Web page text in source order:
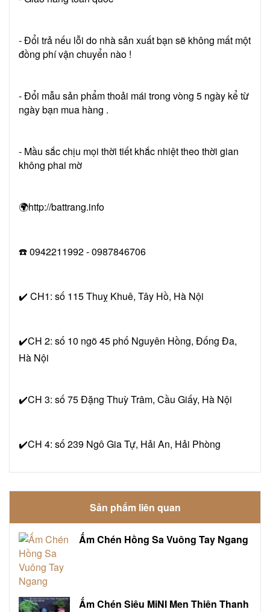
- Đổi trả nếu lỗi do nhà sản xuất bạn sẽ không mất một
đồng phí vận chuyển nào !
- Đổi mẫu sản phẩm thoải mái trong vòng 5 ngày kể từ
ngày bạn mua hàng .
- Mầu sắc chịu mọi thời tiết khắc nhiệt theo thời gian
không phai mờ
🌍http://battrang.info
☎️ 0942211992 - 0987846706
✔️ CH1: số 115 Thuỵ Khuê, Tây Hồ, Hà Nội
✔️CH 2: số 10 ngõ 45 phố Nguyên Hồng, Đống Đa,
Hà Nội
✔️CH 3: số 75 Đặng Thuỳ Trâm, Cầu Giấy, Hà Nội
✔️CH 4: số 239 Ngô Gia Tự, Hải An, Hải Phòng
Sản phẩm liên quan
Ấm Chén Hồng Sa Vuông Tay Ngang
Ấm Chén Siêu MiNI Men Thiên Thanh